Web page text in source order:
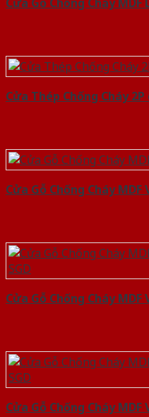
Cửa Thép Chống Cháy
Cửa Gỗ Chống Cháy MDF
Cửa Gỗ Chống Cháy
Cửa Gỗ Chống Cháy